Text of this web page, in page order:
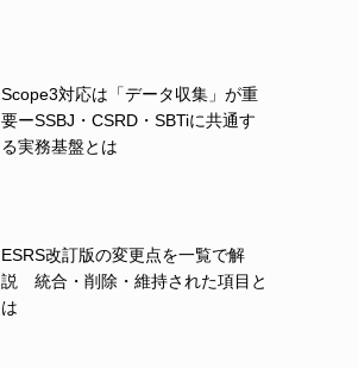
Scope3対応は「データ収集」が重
要ーSSBJ・CSRD・SBTiに共通す
る実務基盤とは
ESRS改訂版の変更点を一覧で解
説 統合・削除・維持された項目と
は